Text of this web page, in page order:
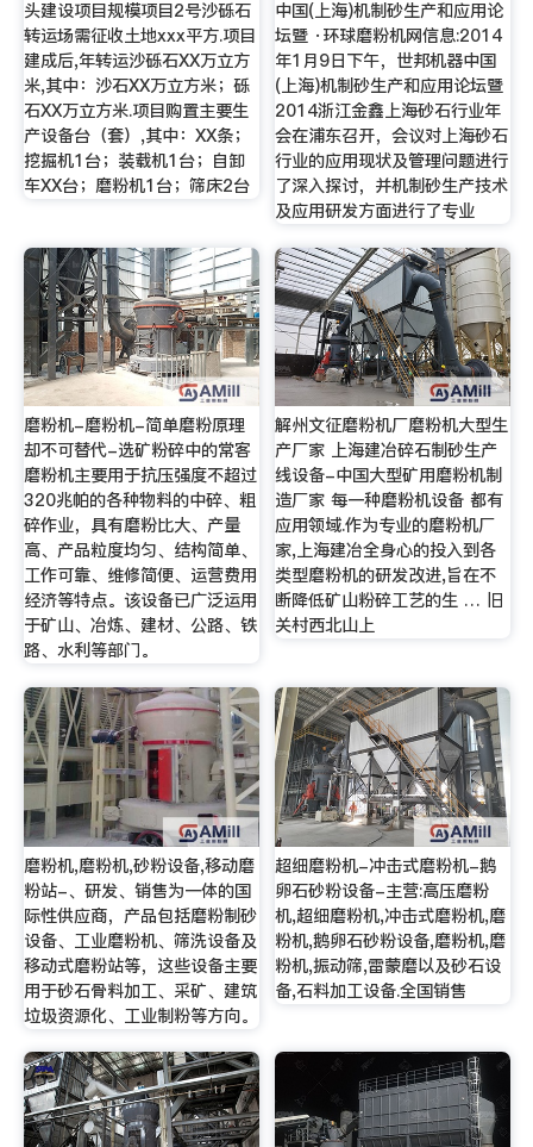
头建设项目规模项目2号沙砾石
转运场需征收土地xxx平方.项目
建成后,年转运沙砾石XX万立方
米,其中：沙石XX万立方米；砾
石XX万立方米.项目购置主要生
产设备台（套）,其中：XX条；
挖掘机1台；装载机1台；自卸
车XX台；磨粉机1台；筛床2台
中国(上海)机制砂生产和应用论
坛暨 ·环球磨粉机网信息:2014
年1月9日下午，世邦机器中国
(上海)机制砂生产和应用论坛暨
2014浙江金鑫上海砂石行业年
会在浦东召开，会议对上海砂石
行业的应用现状及管理问题进行
了深入探讨，并机制砂生产技术
及应用研发方面进行了专业
磨粉机-磨粉机-简单磨粉原理
却不可替代-选矿粉碎中的常客
磨粉机主要用于抗压强度不超过
320兆帕的各种物料的中碎、粗
碎作业，具有磨粉比大、产量
高、产品粒度均匀、结构简单、
工作可靠、维修简便、运营费用
经济等特点。该设备已广泛运用
于矿山、冶炼、建材、公路、铁
路、水利等部门。
解州文征磨粉机厂磨粉机大型生
产厂家 上海建冶碎石制砂生产
线设备-中国大型矿用磨粉机制
造厂家 每一种磨粉机设备 都有
应用领域.作为专业的磨粉机厂
家,上海建冶全身心的投入到各
类型磨粉机的研发改进,旨在不
断降低矿山粉碎工艺的生 … 旧
关村西北山上
磨粉机,磨粉机,砂粉设备,移动磨
粉站-、研发、销售为一体的国
际性供应商，产品包括磨粉制砂
设备、工业磨粉机、筛洗设备及
移动式磨粉站等，这些设备主要
用于砂石骨料加工、采矿、建筑
垃圾资源化、工业制粉等方向。
超细磨粉机-冲击式磨粉机-鹅
卵石砂粉设备-主营:高压磨粉
机,超细磨粉机,冲击式磨粉机,磨
粉机,鹅卵石砂粉设备,磨粉机,磨
粉机,振动筛,雷蒙磨以及砂石设
备,石料加工设备.全国销售